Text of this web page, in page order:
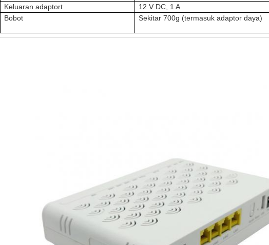
Keluaran adaptort
12 V DC, 1 A
Bobot
Sekitar 700g (termasuk adaptor daya)